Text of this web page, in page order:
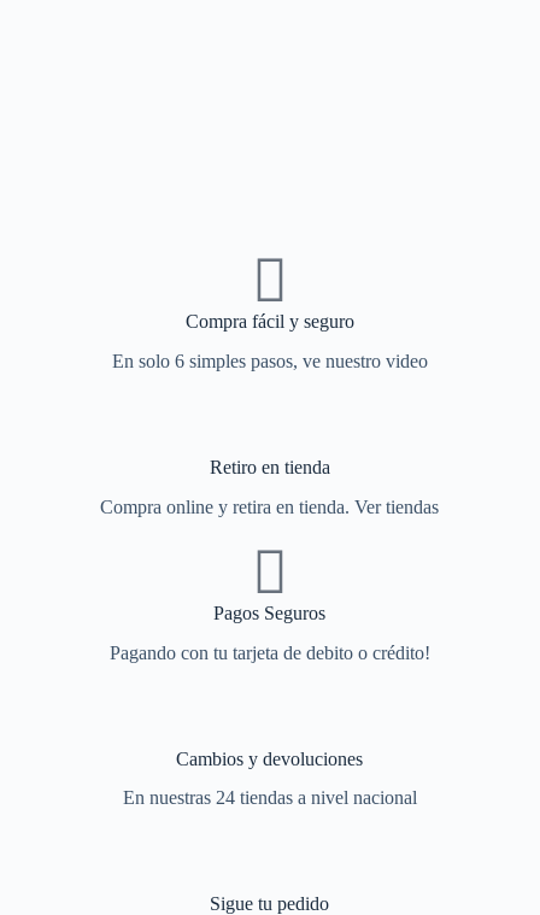
Compra fácil y seguro
En solo 6 simples pasos, ve nuestro video
Retiro en tienda
Compra online y retira en tienda. Ver tiendas
Pagos Seguros
Pagando con tu tarjeta de debito o crédito!
Cambios y devoluciones
En nuestras 24 tiendas a nivel nacional
Sigue tu pedido